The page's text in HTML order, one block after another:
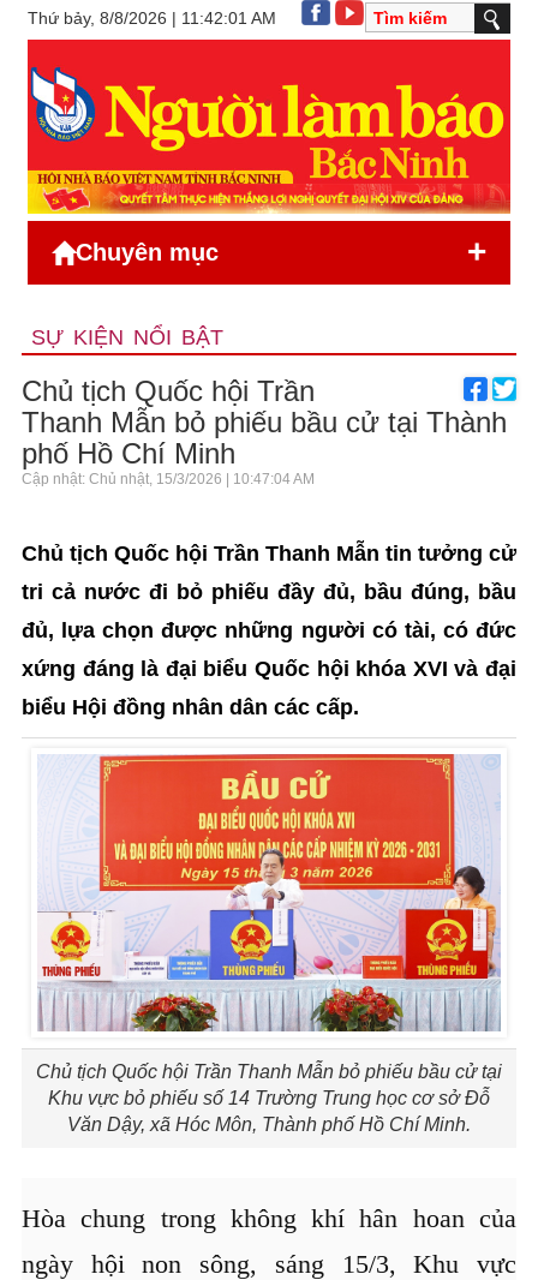
Thứ bảy, 8/8/2026 | 11:42:01 AM
Chuyên mục +
SỰ KIỆN NỔI BẬT
Chủ tịch Quốc hội Trần
Thanh Mẫn bỏ phiếu bầu cử tại Thành
phố Hồ Chí Minh
Cập nhật: Chủ nhật, 15/3/2026 | 10:47:04 AM
Chủ tịch Quốc hội Trần Thanh Mẫn tin tưởng cử
tri cả nước đi bỏ phiếu đầy đủ, bầu đúng, bầu
đủ, lựa chọn được những người có tài, có đức
xứng đáng là đại biểu Quốc hội khóa XVI và đại
biểu Hội đồng nhân dân các cấp.
Chủ tịch Quốc hội Trần Thanh Mẫn bỏ phiếu bầu cử tại
Khu vực bỏ phiếu số 14 Trường Trung học cơ sở Đỗ
Văn Dậy, xã Hóc Môn, Thành phố Hồ Chí Minh.
Hòa chung trong không khí hân hoan của
ngày hội non sông, sáng 15/3, Khu vực